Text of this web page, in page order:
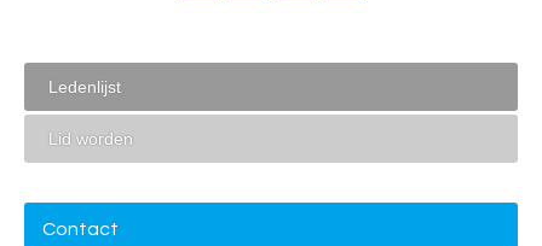
Ledenlijst
Lid worden
Contact